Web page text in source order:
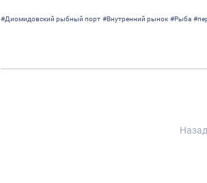
#Диомидовский рыбный порт #Внутренний рынок #Рыба
Назад